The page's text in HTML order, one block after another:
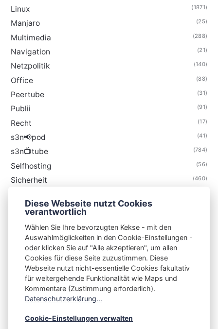
Linux (1871)
Manjaro (25)
Multimedia (288)
Navigation (21)
Netzpolitik (140)
Office (88)
Peertube (31)
Publii (91)
Recht (17)
s3n📢pod (41)
s3n📺tube (784)
Selfhosting (56)
Sicherheit (460)
Thunderbird
S3N🧩NET
Integrating Open-Source Blog Network (iOSBN)
Impressum
Kontakt
Diese Webseite nutzt Cookies
verantwortlich
Wählen Sie Ihre bevorzugten Kekse - mit den
Auswahlmöglickeiten in den Cookie-Einstellungen -
oder klicken Sie auf "Alle akzeptieren", um allen
Cookies für diese Seite zuzustimmen. Diese
Webseite nutzt nicht-essentielle Cookies fakultativ
für weitergehende Funktionalität wie Maps und
Kommentare (Zustimmung erforderlich).
Datenschutzerklärung...
Cookie-Einstellungen verwalten